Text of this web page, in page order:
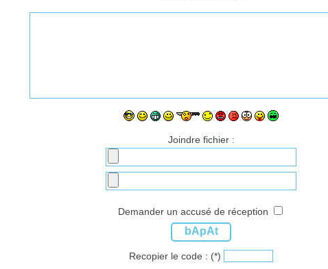
Joindre fichier :
Demander un accusé de réception
bApAt
Recopier le code : (*)